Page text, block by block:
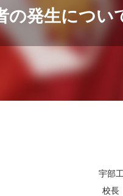
発生につい
宇部
校